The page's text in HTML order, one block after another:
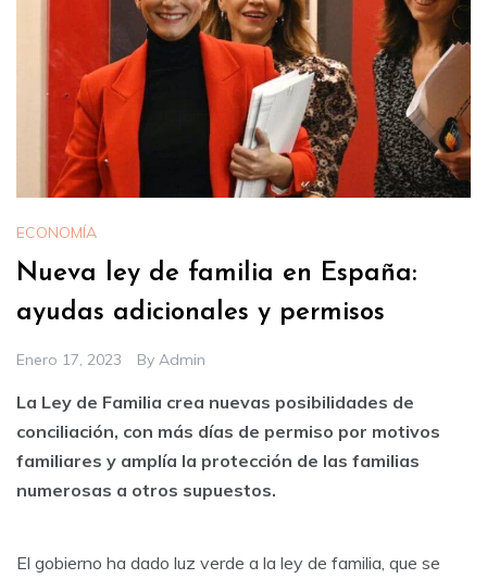
ECONOMÍA
Nueva ley de familia en España:
ayudas adicionales y permisos
Enero 17, 2023 By Admin
La Ley de Familia crea nuevas posibilidades de
conciliación, con más días de permiso por motivos
familiares y amplía la protección de las familias
numerosas a otros supuestos.
El gobierno ha dado luz verde a la ley de familia, que se